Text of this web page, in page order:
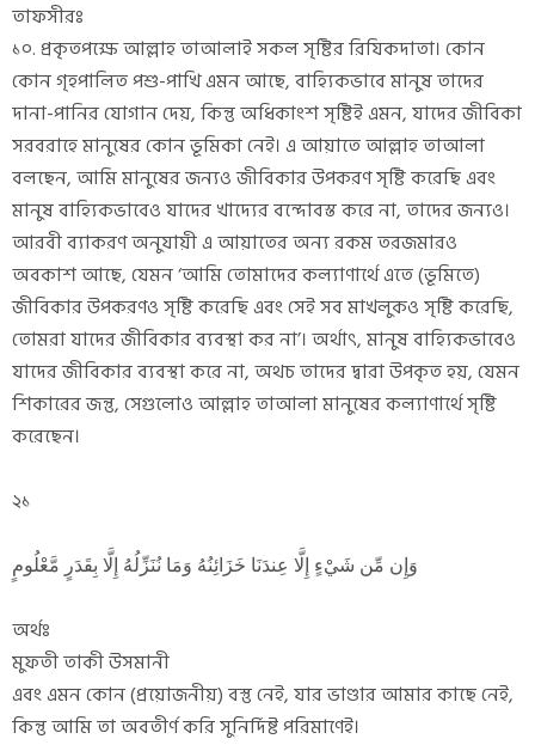
তাফসীরঃ
১০. প্রকৃতপক্ষে আল্লাহ তাআলাই সকল সৃষ্টির রিযিকদাতা। কোন
কোন গৃহপালিত পশু-পাখি এমন আছে, বাহ্যিকভাবে মানুষ তাদের
দানা-পানির যোগান দেয়, কিন্তু অধিকাংশ সৃষ্টিই এমন, যাদের জীবিকা
সরবরাহে মানুষের কোন ভূমিকা নেই। এ আয়াতে আল্লাহ তাআলা
বলছেন, আমি মানুষের জন্যও জীবিকার উপকরণ সৃষ্টি করেছি এবং
মানুষ বাহ্যিকভাবেও যাদের খাদ্যের বন্দোবস্ত করে না, তাদের জন্যও।
আরবী ব্যাকরণ অনুযায়ী এ আয়াতের অন্য রকম তরজমারও
অবকাশ আছে, যেমন ‘আমি তোমাদের কল্যাণার্থে এতে (ভূমিতে)
জীবিকার উপকরণও সৃষ্টি করেছি এবং সেই সব মাখলুকও সৃষ্টি করেছি,
তোমরা যাদের জীবিকার ব্যবস্থা কর না’। অর্থাৎ, মানুষ বাহ্যিকভাবেও
যাদের জীবিকার ব্যবস্থা করে না, অথচ তাদের দ্বারা উপকৃত হয়, যেমন
শিকারের জন্তু, সেগুলোও আল্লাহ তাআলা মানুষের কল্যাণার্থে সৃষ্টি
করেছেন।
২১
وَإِن مِّن شَيْءٍ إِلَّا عِندَنَا خَزَائِنُهُ وَمَا نُنَزِّلُهُ إِلَّا بِقَدَرٍ مَّعْلُومٍ
অর্থঃ
মুফতী তাকী উসমানী
এবং এমন কোন (প্রয়োজনীয়) বস্তু নেই, যার ভাণ্ডার আমার কাছে নেই,
কিন্তু আমি তা অবতীর্ণ করি সুনির্দিষ্ট পরিমাণেই।